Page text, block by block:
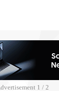
2 / 2